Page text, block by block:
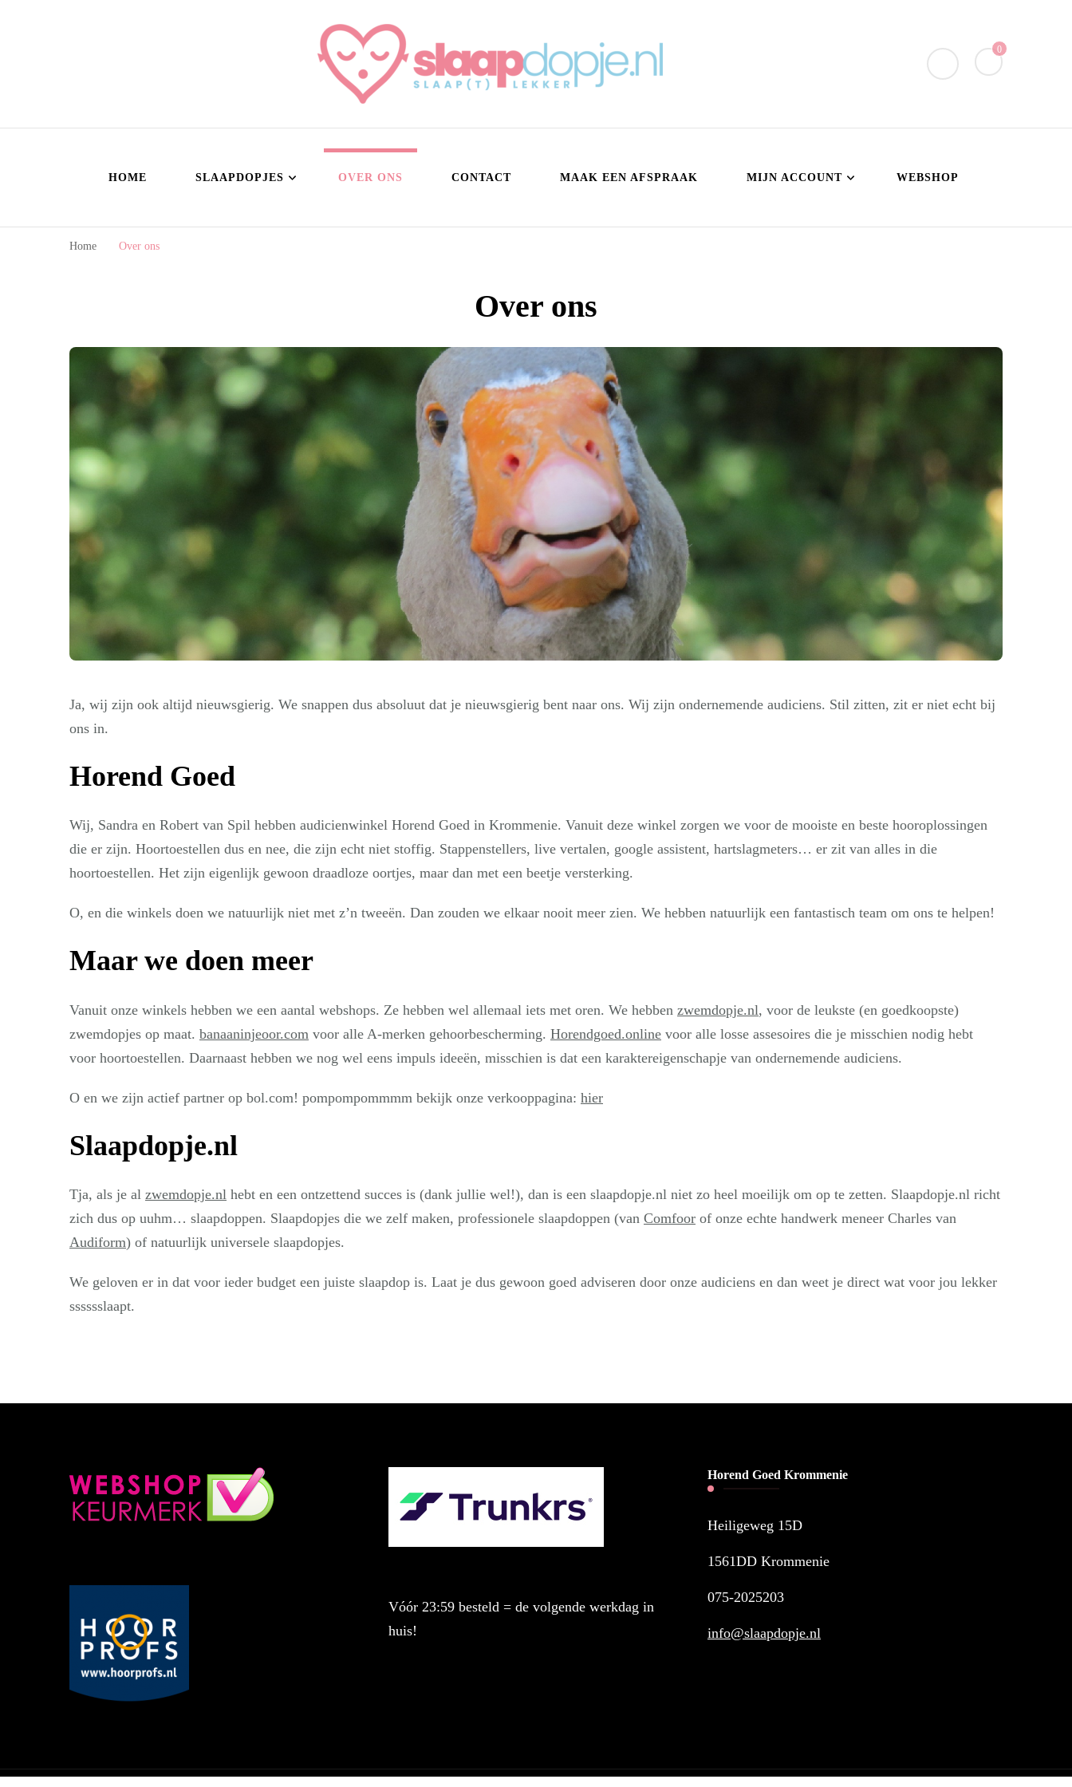
Slaapdopje.nl
Slaap lekker!
0
HOME SLAAPDOPJES OVER ONS CONTACT MAAK EEN AFSPRAAK MIJN ACCOUNT WEBSHOP
Home Over ons
Over ons
Ja, wij zijn ook altijd nieuwsgierig. We snappen dus absoluut dat je nieuwsgierig bent naar ons. Wij zijn ondernemende audiciens. Stil zitten, zit er niet echt bij
ons in.
Horend Goed
Wij, Sandra en Robert van Spil hebben audicienwinkel Horend Goed in Krommenie. Vanuit deze winkel zorgen we voor de mooiste en beste hooroplossingen
die er zijn. Hoortoestellen dus en nee, die zijn echt niet stoffig. Stappenstellers, live vertalen, google assistent, hartslagmeters… er zit van alles in die
hoortoestellen. Het zijn eigenlijk gewoon draadloze oortjes, maar dan met een beetje versterking.
O, en die winkels doen we natuurlijk niet met z’n tweeën. Dan zouden we elkaar nooit meer zien. We hebben natuurlijk een fantastisch team om ons te helpen!
Maar we doen meer
Vanuit onze winkels hebben we een aantal webshops. Ze hebben wel allemaal iets met oren. We hebben zwemdopje.nl, voor de leukste (en goedkoopste)
zwemdopjes op maat. banaaninjeoor.com voor alle A-merken gehoorbescherming. Horendgoed.online voor alle losse assesoires die je misschien nodig hebt
voor hoortoestellen. Daarnaast hebben we nog wel eens impuls ideeën, misschien is dat een karaktereigenschapje van ondernemende audiciens.
O en we zijn actief partner op bol.com! pompompommmm bekijk onze verkooppagina: hier
Slaapdopje.nl
Tja, als je al zwemdopje.nl hebt en een ontzettend succes is (dank jullie wel!), dan is een slaapdopje.nl niet zo heel moeilijk om op te zetten. Slaapdopje.nl richt
zich dus op uuhm… slaapdoppen. Slaapdopjes die we zelf maken, professionele slaapdoppen (van Comfoor of onze echte handwerk meneer Charles van
Audiform) of natuurlijk universele slaapdopjes.
We geloven er in dat voor ieder budget een juiste slaapdop is. Laat je dus gewoon goed adviseren door onze audiciens en dan weet je direct wat voor jou lekker
sssssslaapt.
Vóór 23:59 besteld = de volgende werkdag in
huis!
Horend Goed Krommenie
Heiligeweg 15D
1561DD Krommenie
075-2025203
info@slaapdopje.nl